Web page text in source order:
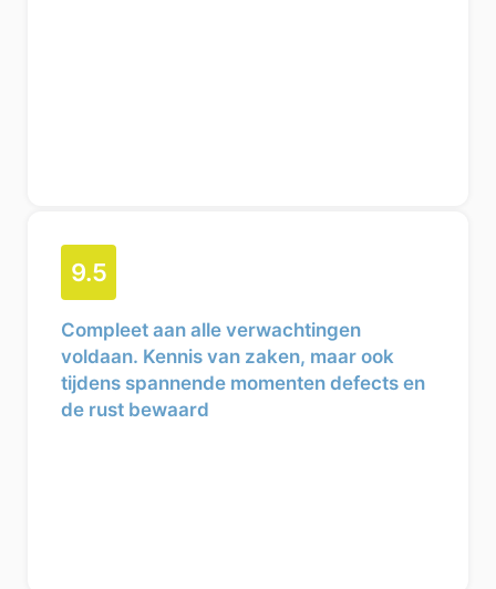
9.5
Compleet aan alle verwachtingen
voldaan. Kennis van zaken, maar ook
tijdens spannende momenten defects en
de rust bewaard